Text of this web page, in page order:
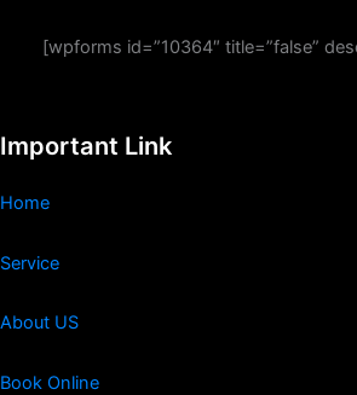
[wpforms id=”10364″ title=”false”
Important Link
Home
Service
About US
Book Online